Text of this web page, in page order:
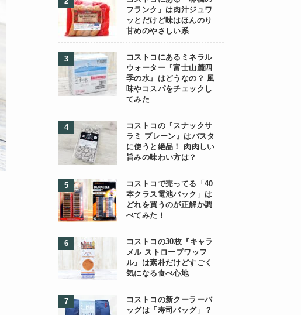
フランク』は肉汁ジュワ
ッとだけど味はほんのり
甘めのやさしい系
コストコにあるミネラル
ウォーター『富士山麓四
季の水』はどうなの？ 風
味やコスパをチェックし
てみた
コストコの『スナックサ
ラミ プレーン』はパスタ
に使うと絶品！ 肉肉しい
旨みの味わい方は？
コストコで売ってる「40
本クラス電池パック」は
どれを買うのが正解か調
べてみた！
コストコの30枚『キャラ
メル ストロープワッフ
ル』は素朴だけどすごく
気になる食べ心地
コストコの新クーラーバ
ッグは「寿司バッグ」？